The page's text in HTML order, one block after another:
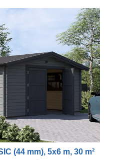
(44 mm), 5x6 m, 30 m²